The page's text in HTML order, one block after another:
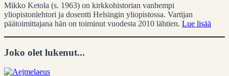
Mikko Ketola (s. 1963) on kirkkohistorian vanhempi
yliopistonlehtori ja dosentti Helsingin yliopistossa. Vartijan
päätoimittajana hän on toiminut vuodesta 2010 lähtien. Lue lisää
Joko olet lukenut...